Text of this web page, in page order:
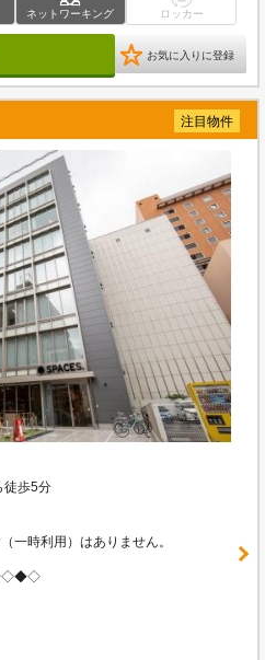
ネットワーキング ロッカー
お気に入りに登録
注目物件
徒歩5分
一時利用）はありません。